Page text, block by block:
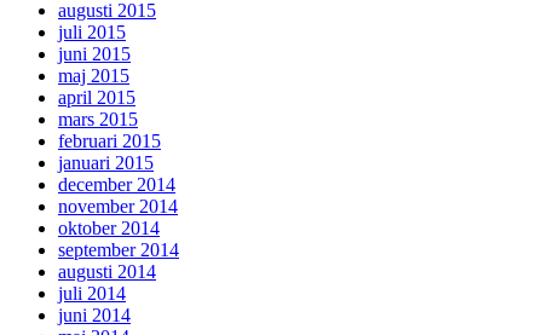
augusti 2015
juli 2015
juni 2015
maj 2015
april 2015
mars 2015
februari 2015
januari 2015
december 2014
november 2014
oktober 2014
september 2014
augusti 2014
juli 2014
juni 2014